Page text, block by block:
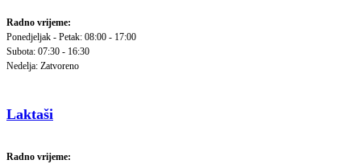
Radno vrijeme:
Ponedjeljak - Petak: 08:00 - 17:00
Subota: 07:30 - 16:30
Nedelja: Zatvoreno
Laktaši
Radno vrijeme: